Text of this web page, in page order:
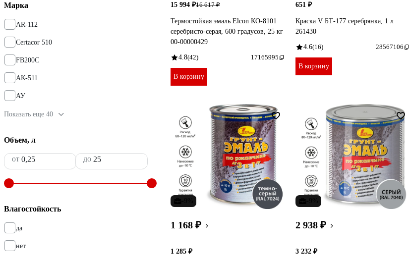
Марка
AR-112
Certacor 510
FB200C
АК-511
АУ
Показать еще 40
Объем, л
от до
Влагостойкость
да
нет
15 994 ₽16 617 ₽
Термостойкая эмаль Elcon КО-8101
серебристо-серая, 600 градусов, 25 кг
00-00000429
4.8(42) 17165995
В корзину
651 ₽
Краска V БТ-177 серебрянка, 1 л
261430
4.6(16) 28567106
В корзину
1 168 ₽
1 285 ₽
2 938 ₽
3 232 ₽